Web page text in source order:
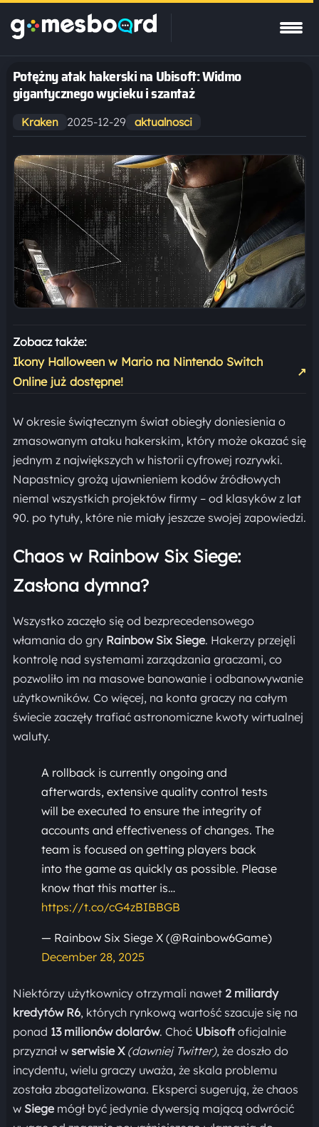
Potężny atak hakerski na Ubisoft: Widmo
gigantycznego wycieku i szantaż
Kraken 2025-12-29 aktualnosci
Zobacz także:
Ikony Halloween w Mario na Nintendo Switch
Online już dostępne!
↗
W okresie świątecznym świat obiegły doniesienia o
zmasowanym ataku hakerskim, który może okazać się
jednym z największych w historii cyfrowej rozrywki.
Napastnicy grożą ujawnieniem kodów źródłowych
niemal wszystkich projektów firmy – od klasyków z lat
90. po tytuły, które nie miały jeszcze swojej zapowiedzi.
Chaos w Rainbow Six Siege:
Zasłona dymna?
Wszystko zaczęło się od bezprecedensowego
włamania do gry Rainbow Six Siege. Hakerzy przejęli
kontrolę nad systemami zarządzania graczami, co
pozwoliło im na masowe banowanie i odbanowywanie
użytkowników. Co więcej, na konta graczy na całym
świecie zaczęły trafiać astronomiczne kwoty wirtualnej
waluty.
A rollback is currently ongoing and
afterwards, extensive quality control tests
will be executed to ensure the integrity of
accounts and effectiveness of changes. The
team is focused on getting players back
into the game as quickly as possible. Please
know that this matter is…
https://t.co/cG4zBIBBGB
— Rainbow Six Siege X (@Rainbow6Game)
December 28, 2025
Niektórzy użytkownicy otrzymali nawet 2 miliardy
kredytów R6, których rynkową wartość szacuje się na
ponad 13 milionów dolarów. ChoćUbisoftoficjalnie
przyznał w serwisie X (dawniej Twitter), że doszło do
incydentu, wielu graczy uważa, że skala problemu
została zbagatelizowana. Eksperci sugerują, że chaos
w Siegemógł być jedynie dywersją mającą odwrócić